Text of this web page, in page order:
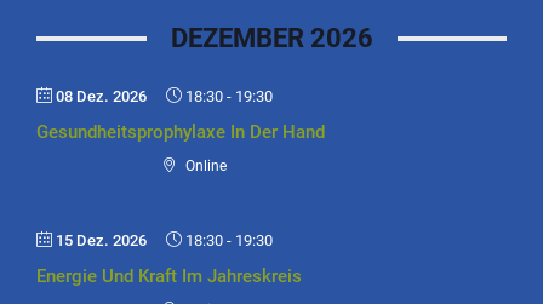
DEZEMBER 2026
08 Dez. 2026 18:30 - 19:30
Gesundheitsprophylaxe In Der Hand
Online
15 Dez. 2026 18:30 - 19:30
Energie Und Kraft Im Jahreskreis